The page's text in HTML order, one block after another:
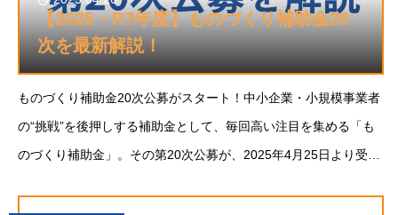
【2025・R7年度】ものづくり補助金20
次を最新解説！
ものづくり補助金20次公募がスタート！中小企業・小規模事業者
の“挑戦”を後押しする補助金として、毎回高い注目を集める「も
のづくり補助金」。その第20次公募が、2025年4月25日より受付
様な申請枠が用意されており、最大